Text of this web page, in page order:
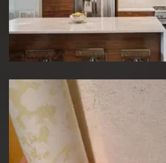
Rénovation de cuisine